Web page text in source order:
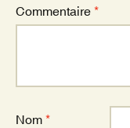
Commentaire *
Nom *